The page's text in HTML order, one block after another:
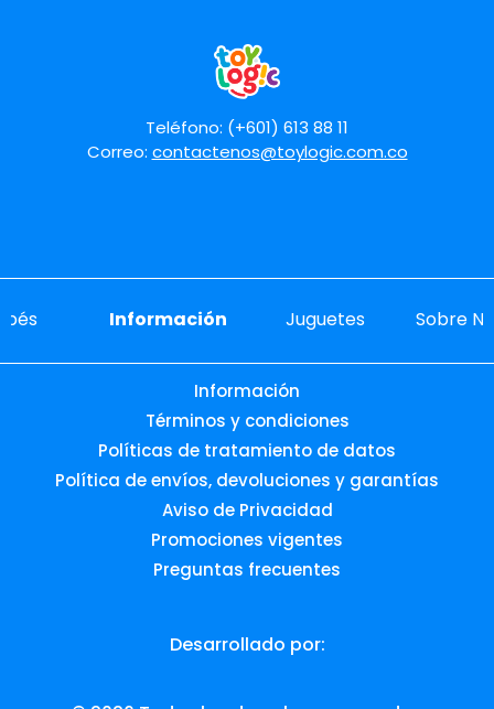
Teléfono: (+601) 613 88 11
Correo: contactenos@toylogic.com.co
Información Juguetes Sobre
Información
Términos y condiciones
Políticas de tratamiento de datos
Política de envíos, devoluciones y garantías
Aviso de Privacidad
Promociones vigentes
Preguntas frecuentes
Desarrollado por: